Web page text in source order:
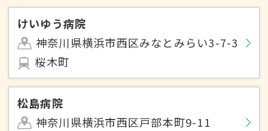
けいゆう病院
神奈川県横浜市西区みなとみらい3-7-3
桜木町
松島病院
神奈川県横浜市西区戸部本町9-11